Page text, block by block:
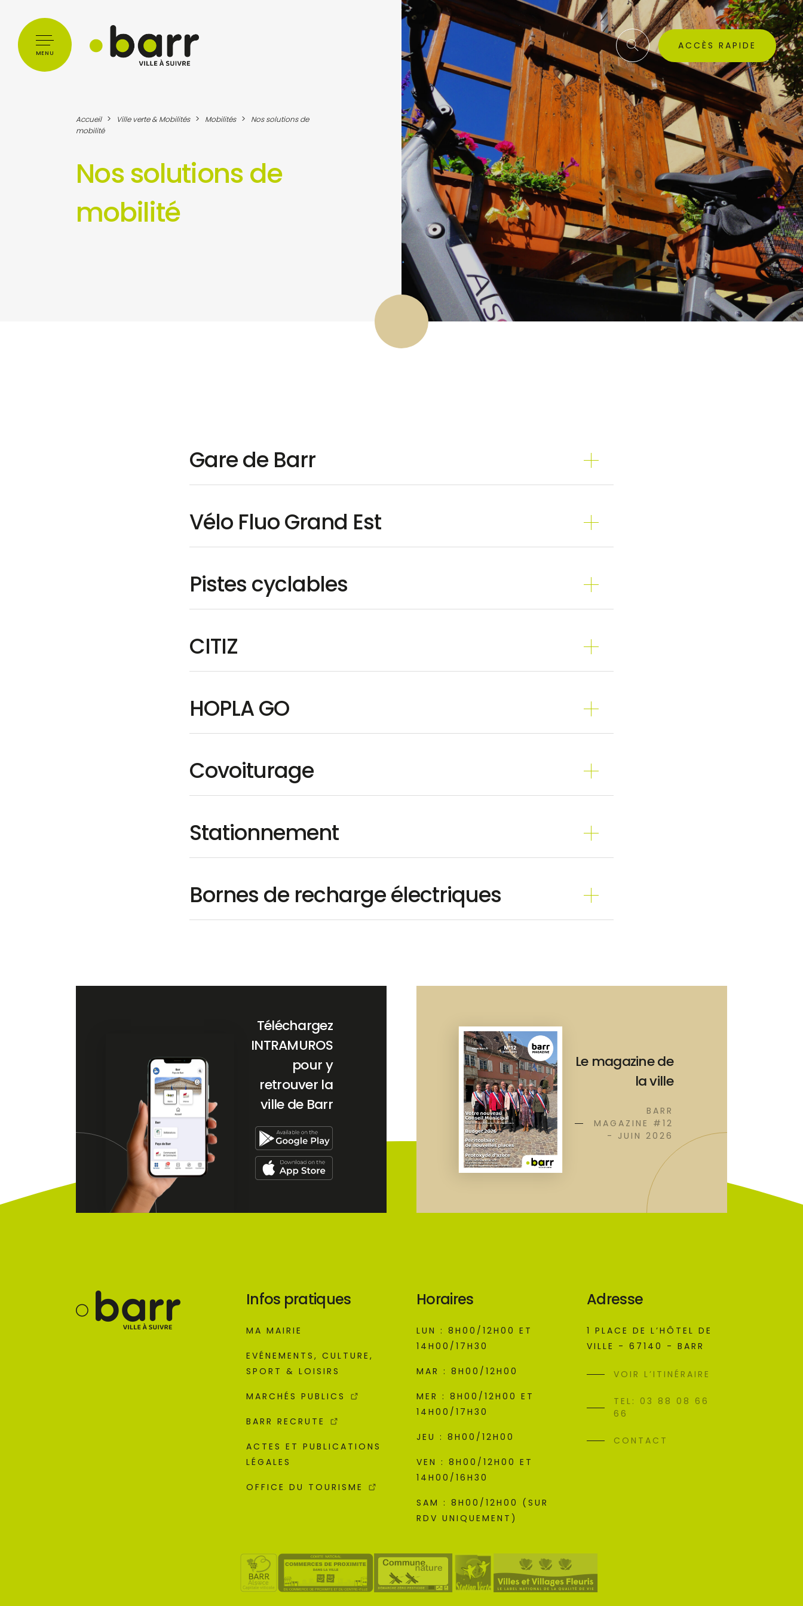
MENU
ACCÈS RAPIDE
Accueil > Ville verte & Mobilités > Mobilités >
Nos solutions de
mobilité
Nos solutions de
mobilité
Gare de Barr
Vélo Fluo Grand Est
Pistes cyclables
CITIZ
HOPLA GO
Covoiturage
Stationnement
Bornes de recharge électriques
Téléchargez
INTRAMUROS
pour y
retrouver la
ville de Barr
Le magazine de
la ville
BARR
MAGAZINE #12
- JUIN 2026
Infos pratiques
MA MAIRIE
EVÉNEMENTS, CULTURE,
SPORT & LOISIRS
MARCHÉS PUBLICS
BARR RECRUTE
ACTES ET PUBLICATIONS
LÉGALES
OFFICE DU TOURISME
Horaires
LUN : 8H00/12H00 ET
14H00/17H30
MAR : 8H00/12H00
MER : 8H00/12H00 ET
14H00/17H30
JEU : 8H00/12H00
VEN : 8H00/12H00 ET
14H00/16H30
SAM : 8H00/12H00 (SUR
RDV UNIQUEMENT)
Adresse
1 PLACE DE L’HÔTEL DE
VILLE - 67140 - BARR
VOIR L’ITINÉRAIRE
TEL: 03 88 08 66
66
CONTACT